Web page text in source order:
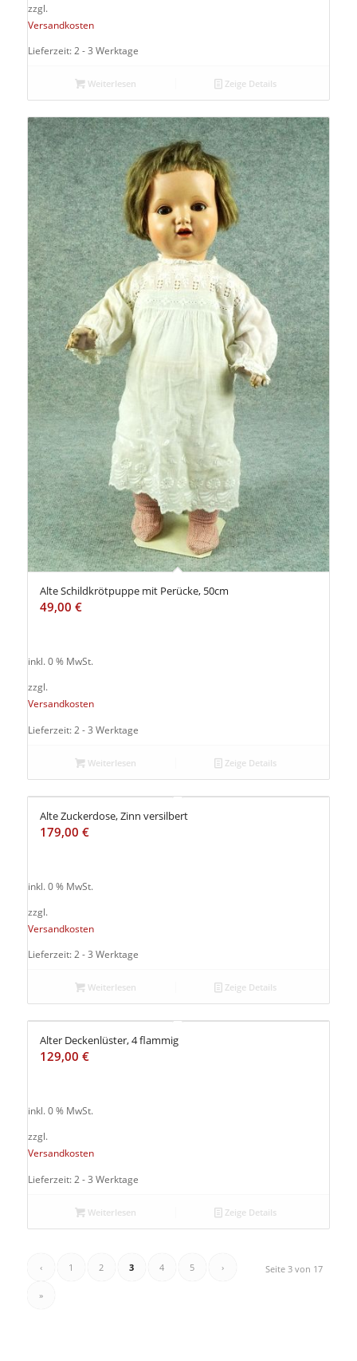
zzgl.
Versandkosten
Lieferzeit: 2 - 3 Werktage
Weiterlesen Zeige Details
Alte Schildkrötpuppe mit Perücke, 50cm
49,00 €
inkl. 0 % MwSt.
zzgl.
Versandkosten
Lieferzeit: 2 - 3 Werktage
Weiterlesen Zeige Details
Alte Zuckerdose, Zinn versilbert
179,00 €
inkl. 0 % MwSt.
zzgl.
Versandkosten
Lieferzeit: 2 - 3 Werktage
Weiterlesen Zeige Details
Alter Deckenlüster, 4 flammig
129,00 €
inkl. 0 % MwSt.
zzgl.
Versandkosten
Lieferzeit: 2 - 3 Werktage
Weiterlesen Zeige Details
Seite 3 von 17
‹ 1 2 3 4 5 ›
»